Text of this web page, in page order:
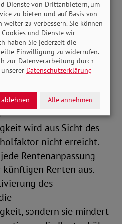
abgesehen, dass in
zahlreiche
wie zum Beispiel der
die
gebremst haben“,
wird aus Sicht des
nicht erreicht.
Rentenanpassung
Renten aus.
des
sondern sie mindert
Dienste von Drittanbietern, um
zu bieten und auf Basis von
weiter zu verbessern. Sie können
und Dienste wir
haben Sie jederzeit die
Einwilligung zu widerrufen.
zur Datenverarbeitung durch
Datenschutzerklärung
Alle annehmen